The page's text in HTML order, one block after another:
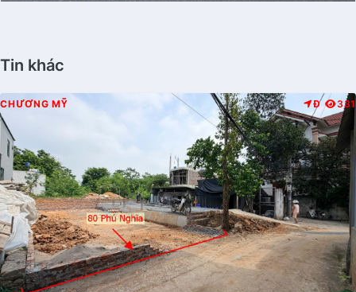
Tin khác
CHƯƠNG MỸ Đ 331